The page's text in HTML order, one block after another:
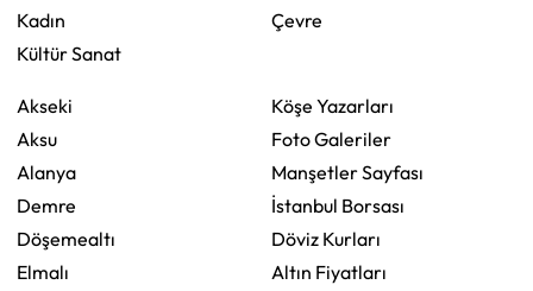
Kadın
Kültür Sanat
Çevre
Akseki
Aksu
Alanya
Demre
Döşemealtı
Elmalı
Köşe Yazarları
Foto Galeriler
Manşetler Sayfası
İstanbul Borsası
Döviz Kurları
Altın Fiyatları